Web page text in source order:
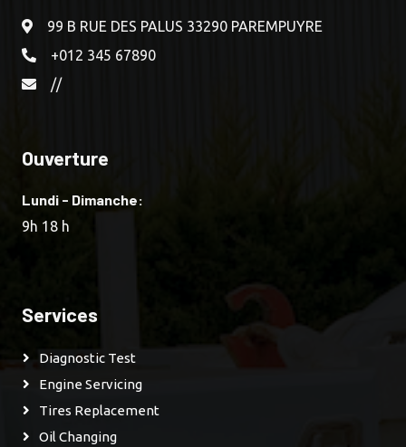
99 B RUE DES PALUS 33290 PAREMPUYRE
+012 345 67890
//
Ouverture
Lundi - Dimanche:
9h 18 h
Services
Diagnostic Test
Engine Servicing
Tires Replacement
Oil Changing